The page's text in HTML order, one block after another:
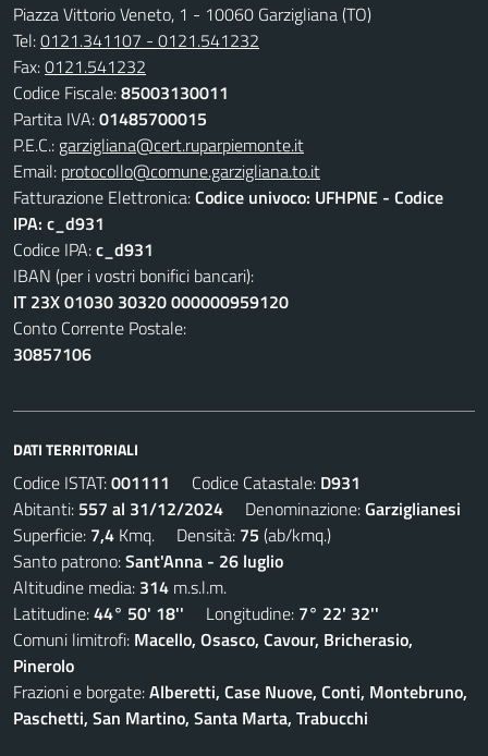
Piazza Vittorio Veneto, 1 - 10060 Garzigliana (TO)
Tel:0121.341107 - 0121.541232
Fax:0121.541232
Codice Fiscale:85003130011
Partita IVA:01485700015
P.E.C.: garzigliana@cert.ruparpiemonte.it
Email: protocollo@comune.garzigliana.to.it
Fatturazione Elettronica:Codice univoco: UFHPNE - Codice
IPA: c_d931
Codice IPA:c_d931
IBAN (per i vostri bonifici bancari):
IT 23X 01030 30320 000000959120
Conto Corrente Postale:
30857106
DATI TERRITORIALI
Codice ISTAT:001111 Codice Catastale: D931
Abitanti: 557 al 31/12/2024 Denominazione:Garziglianesi
Superficie: 7,4 Kmq. Densità: 75 (ab/kmq.)
Santo patrono:Sant'Anna - 26 luglio
Altitudine media: 314 m.s.l.m.
Latitudine:44° 50' 18'' Longitudine: 7° 22' 32''
Comuni limitrofi: Macello, Osasco, Cavour, Bricherasio,
Pinerolo
Frazioni e borgate:Alberetti, Case Nuove, Conti, Montebruno,
Paschetti, San Martino, Santa Marta, Trabucchi